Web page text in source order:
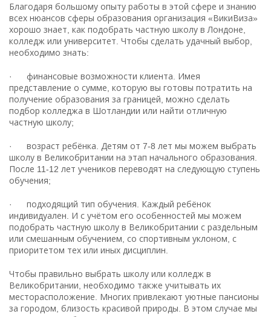
Благодаря большому опыту работы в этой сфере и знанию
всех нюансов сферы образования организация «ВикиВиза»
хорошо знает, как подобрать частную школу в Лондоне,
колледж или университет. Чтобы сделать удачный выбор,
необходимо знать:
· финансовые возможности клиента. Имея
представление о сумме, которую вы готовы потратить на
получение образования за границей, можно сделать
подбор колледжа в Шотландии или найти отличную
частную школу;
· возраст ребёнка. Детям от 7-8 лет мы можем выбрать
школу в Великобритании на этап начального образования.
После 11-12 лет учеников переводят на следующую ступень
обучения;
· подходящий тип обучения. Каждый ребёнок
индивидуален. И с учётом его особенностей мы можем
подобрать частную школу в Великобритании с раздельным
или смешанным обучением, со спортивным уклоном, с
приоритетом тех или иных дисциплин.
Чтобы правильно выбрать школу или колледж в
Великобритании, необходимо также учитывать их
месторасположение. Многих привлекают уютные пансионы
за городом, близость красивой природы. В этом случае мы